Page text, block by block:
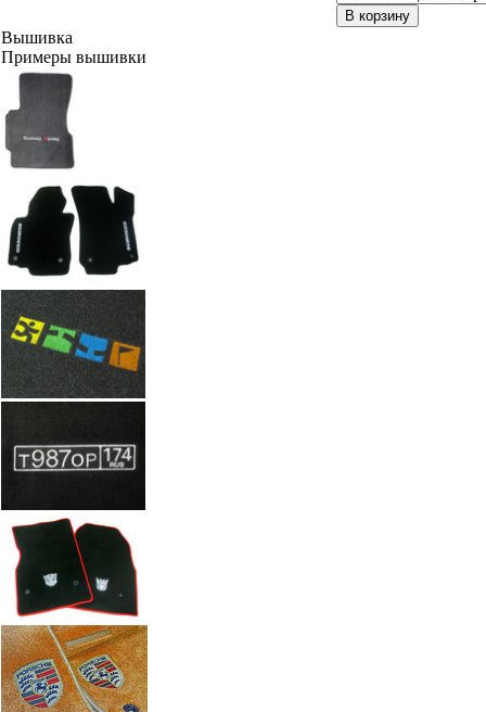
В корзину
Вышивка
Примеры вышивки